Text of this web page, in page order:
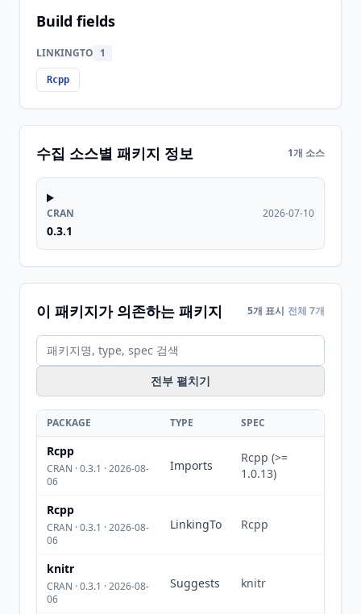
Build fields
LINKINGTO 1
Rcpp
수집 소스별 패키지 정보 1개 소스
CRAN
0.3.1
2026-07-10
이 패키지가 의존하는 패키지 5개 표시 전체 7개
전부 펼치기
PACKAGE TYPE SPEC
Rcpp
CRAN · 0.3.1 · 2026-08-
06
Imports
Rcpp (>=
1.0.13)
Rcpp
CRAN · 0.3.1 · 2026-08-
06
LinkingTo Rcpp
knitr
CRAN · 0.3.1 · 2026-08-
06
Suggests knitr